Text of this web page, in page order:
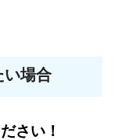
い場合
さい！